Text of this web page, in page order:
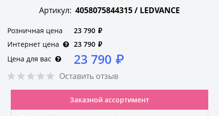
Артикул: 4058075844315 / LEDVANCE
Розничная цена 23 790 ₽
Интернет цена
23 790 ₽
Цена для вас
23 790 ₽
Оставить отзыв
Заказной ассортимент